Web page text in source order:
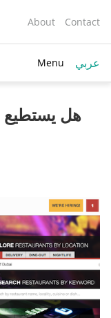
About Contact
Menu عربي
هل يستطيع